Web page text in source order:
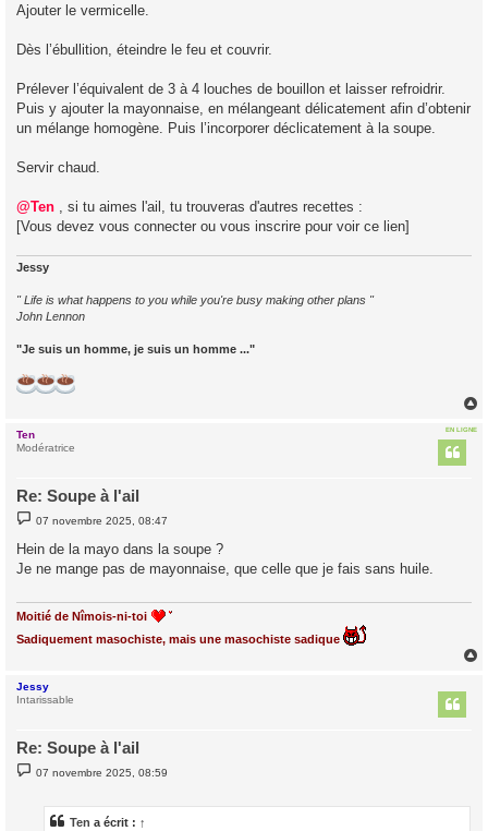
Ajouter le vermicelle.
Dès l’ébullition, éteindre le feu et couvrir.
Prélever l’équivalent de 3 à 4 louches de bouillon et laisser refroidrir.
Puis y ajouter la mayonnaise, en mélangeant délicatement afin d’obtenir
un mélange homogène. Puis l’incorporer déclicatement à la soupe.
Servir chaud.
@Ten , si tu aimes l'ail, tu trouveras d'autres recettes :
[Vous devez vous connecter ou vous inscrire pour voir ce lien]
Jessy
" Life is what happens to you while you're busy making other plans "
John Lennon
"Je suis un homme, je suis un homme ..."
EN LIGNE
Ten
Modératrice
Re: Soupe à l'ail
M
e
s
s
a
07 novembre 2025, 08:47
Hein de la mayo dans la soupe ?
Je ne mange pas de mayonnaise, que celle que je fais sans huile.
Moitié de Nîmois-ni-toi
Sadiquement masochiste, mais une masochiste sadique
Jessy
Intarissable
Re: Soupe à l'ail
M
e
07 novembre 2025, 08:59
Ten a écrit : ↑